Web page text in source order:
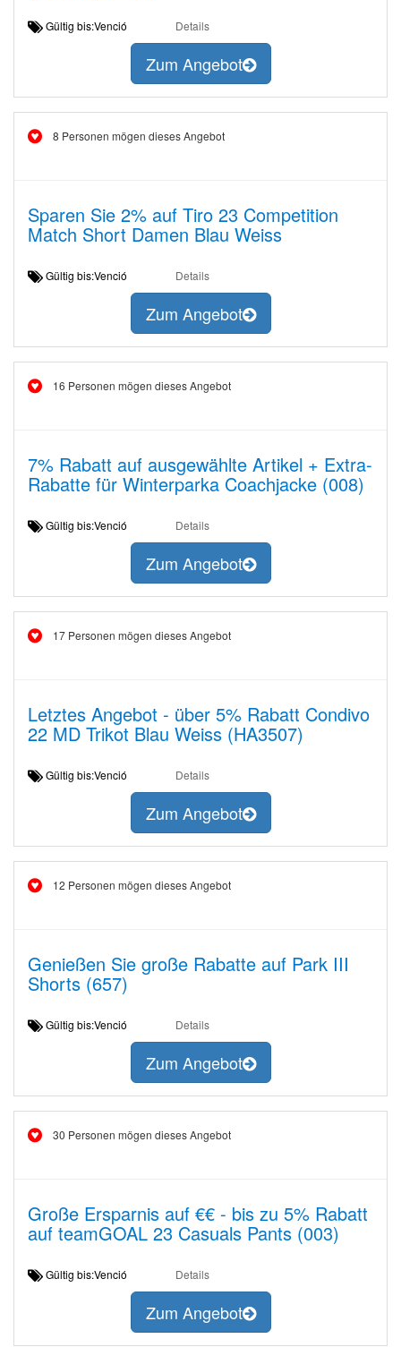
Gültig bis:Venció Details
Zum Angebot
8 Personen mögen dieses Angebot
Sparen Sie 2% auf Tiro 23 Competition
Match Short Damen Blau Weiss
Gültig bis:Venció Details
Zum Angebot
16 Personen mögen dieses Angebot
7% Rabatt auf ausgewählte Artikel + Extra-
Rabatte für Winterparka Coachjacke (008)
Gültig bis:Venció Details
Zum Angebot
17 Personen mögen dieses Angebot
Letztes Angebot - über 5% Rabatt Condivo
22 MD Trikot Blau Weiss (HA3507)
Gültig bis:Venció Details
Zum Angebot
12 Personen mögen dieses Angebot
Genießen Sie große Rabatte auf Park III
Shorts (657)
Gültig bis:Venció Details
Zum Angebot
30 Personen mögen dieses Angebot
Große Ersparnis auf €€ - bis zu 5% Rabatt
auf teamGOAL 23 Casuals Pants (003)
Gültig bis:Venció Details
Zum Angebot